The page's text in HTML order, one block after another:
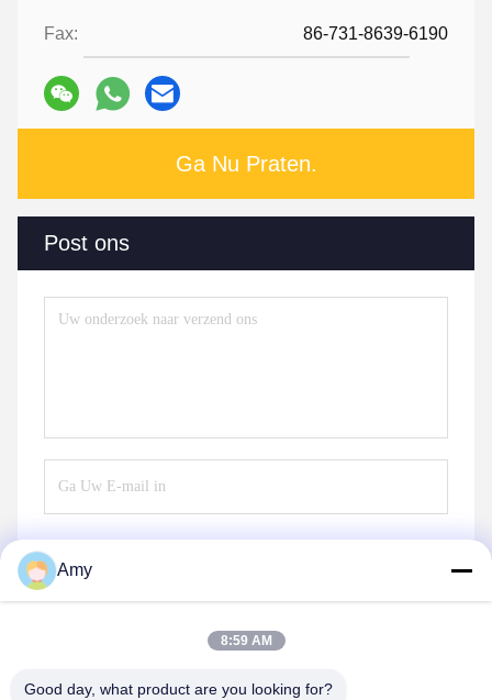
Fax: 86-731-8639-6190
Ga Nu Praten.
Post ons
Amy
8:59 AM
Good day, what product are you looking for?